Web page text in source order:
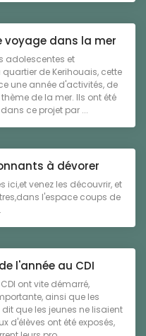
voyage dans la mer
adolescentes et
de Kerihouais, cette
une année d'activités, de
de la mer. Ils ont été
ce projet par ...
à dévorer
ici,et venez les découvrir, et
l'espace coups de
l'année au CDI
ont vite démarré,
ainsi que les
que les jeunes ne lisaient
d'élèves ont été exposés,